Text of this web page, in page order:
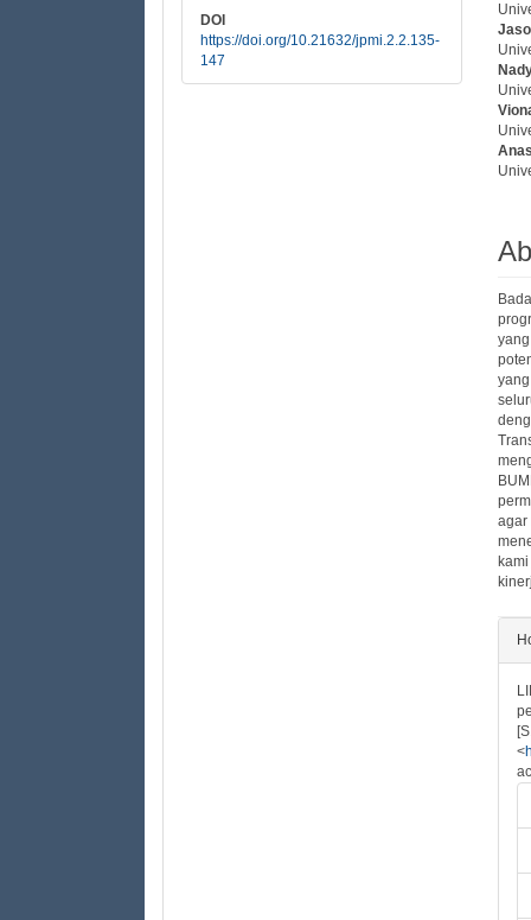
DOI
https://doi.org/10.21632/jpmi.2.2.135-
147
agar
<